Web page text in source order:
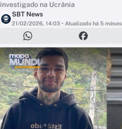
investigado na Ucrânia
SBT News
21/02/2026, 14:03 • Atualizado há 5 mêses